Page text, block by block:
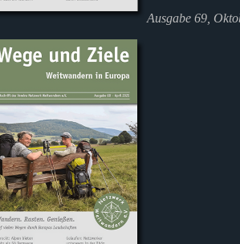
Ausgabe 69,